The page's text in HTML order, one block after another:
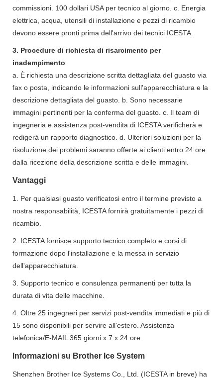
commissioni. 100 dollari USA per tecnico al giorno. c. Energia
elettrica, acqua, utensili di installazione e pezzi di ricambio
devono essere pronti prima dell'arrivo dei tecnici ICESTA.
3. Procedure di richiesta di risarcimento per
inadempimento
a. È richiesta una descrizione scritta dettagliata del guasto via
fax o posta, indicando le informazioni sull'apparecchiatura e la
descrizione dettagliata del guasto. b. Sono necessarie
immagini pertinenti per la conferma del guasto. c. Il team di
ingegneria e assistenza post-vendita di ICESTA verificherà e
redigerà un rapporto diagnostico. d. Ulteriori soluzioni per la
risoluzione dei problemi saranno offerte ai clienti entro 24 ore
dalla ricezione della descrizione scritta e delle immagini.
Vantaggi
1. Per qualsiasi guasto verificatosi entro il termine previsto a
nostra responsabilità, ICESTA fornirà gratuitamente i pezzi di
ricambio.
2. ICESTA fornisce supporto tecnico completo e corsi di
formazione dopo l'installazione e la messa in servizio
dell'apparecchiatura.
3. Supporto tecnico e consulenza permanenti per tutta la
durata di vita delle macchine.
4. Oltre 25 ingegneri per servizi post-vendita immediati e più di
15 sono disponibili per servire all'estero. Assistenza
telefonica/E-MAIL 365 giorni x 7 x 24 ore
Informazioni su Brother Ice System
Shenzhen Brother Ice Systems Co., Ltd. (ICESTA in breve) ha